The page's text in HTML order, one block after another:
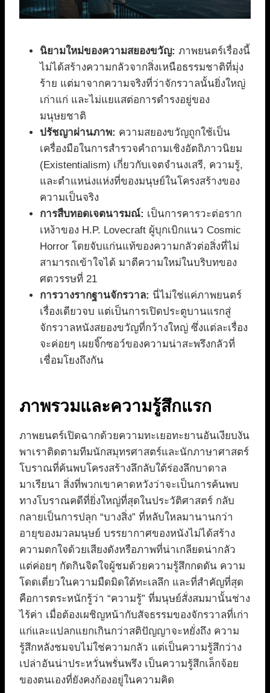
นิยามใหม่ของความสยองขวัญ: ภาพยนตร์เรื่องนี้
ไม่ได้สร้างความกลัวจากสิ่งเหนือธรรมชาติที่มุ่ง
ร้าย แต่มาจากความจริงที่ว่าจักรวาลนั้นยิ่งใหญ่
เก่าแก่ และไม่แยแสต่อการดำรงอยู่ของ
มนุษยชาติ
ปรัชญาผ่านภาพ: ความสยองขวัญถูกใช้เป็น
เครื่องมือในการสำรวจคำถามเชิงอัตถิภาวนิยม
(Existentialism) เกี่ยวกับเจตจำนงเสรี, ความรู้,
และตำแหน่งแห่งที่ของมนุษย์ในโครงสร้างของ
ความเป็นจริง
การสืบทอดเจตนารมณ์: เป็นการคารวะต่อราก
เหง้าของ H.P. Lovecraft ผู้บุกเบิกแนว Cosmic
Horror โดยจับแก่นแท้ของความกลัวต่อสิ่งที่ไม่
สามารถเข้าใจได้ มาตีความใหม่ในบริบทของ
ศตวรรษที่ 21
การวางรากฐานจักรวาล: นี่ไม่ใช่แค่ภาพยนตร์
เรื่องเดียวจบ แต่เป็นการเปิดประตูบานแรกสู่
จักรวาลหนังสยองขวัญที่กว้างใหญ่ ซึ่งแต่ละเรื่อง
จะค่อยๆ เผยจิ๊กซอว์ของความน่าสะพรึงกลัวที่
เชื่อมโยงถึงกัน
ภาพรวมและความรู้สึกแรก
ภาพยนตร์เปิดฉากด้วยความทะเยอทะยานอันเงียบงัน
พาเราติดตามทีมนักสมุทรศาสตร์และนักภาษาศาสตร์
โบราณที่ค้นพบโครงสร้างลึกลับใต้ร่องลึกบาดาล
มาเรียนา สิ่งที่พวกเขาคาดหวังว่าจะเป็นการค้นพบ
ทางโบราณคดีที่ยิ่งใหญ่ที่สุดในประวัติศาสตร์ กลับ
กลายเป็นการปลุก “บางสิ่ง” ที่หลับใหลมานานกว่า
อายุของมวลมนุษย์ บรรยากาศของหนังไม่ได้สร้าง
ความตกใจด้วยเสียงดังหรือภาพที่น่าเกลียดน่ากลัว
แต่ค่อยๆ กัดกินจิตใจผู้ชมด้วยความรู้สึกกดดัน ความ
โดดเดี่ยวในความมืดมิดใต้ทะเลลึก และที่สำคัญที่สุด
คือการตระหนักรู้ว่า “ความรู้” ที่มนุษย์สั่งสมมานั้นช่าง
ไร้ค่า เมื่อต้องเผชิญหน้ากับสัจธรรมของจักรวาลที่เก่า
แก่และแปลกแยกเกินกว่าสติปัญญาจะหยั่งถึง ความ
รู้สึกหลังชมจบไม่ใช่ความกลัว แต่เป็นความรู้สึกว่าง
เปล่าอันน่าประหวั่นพรั่นพรึง เป็นความรู้สึกเล็กจ้อย
ของตนเองที่ยังคงก้องอยู่ในความคิด